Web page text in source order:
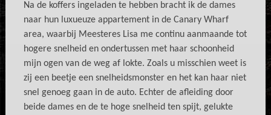
Na de koffers ingeladen te hebben bracht ik de dames
naar hun luxueuze appartement in de Canary Wharf
area, waarbij Meesteres Lisa me continu aanmaande tot
hogere snelheid en ondertussen met haar schoonheid
mijn ogen van de weg af lokte. Zoals u misschien weet is
zij een beetje een snelheidsmonster en het kan haar niet
snel genoeg gaan in de auto. Echter de afleiding door
beide dames en de te hoge snelheid ten spijt, gelukte